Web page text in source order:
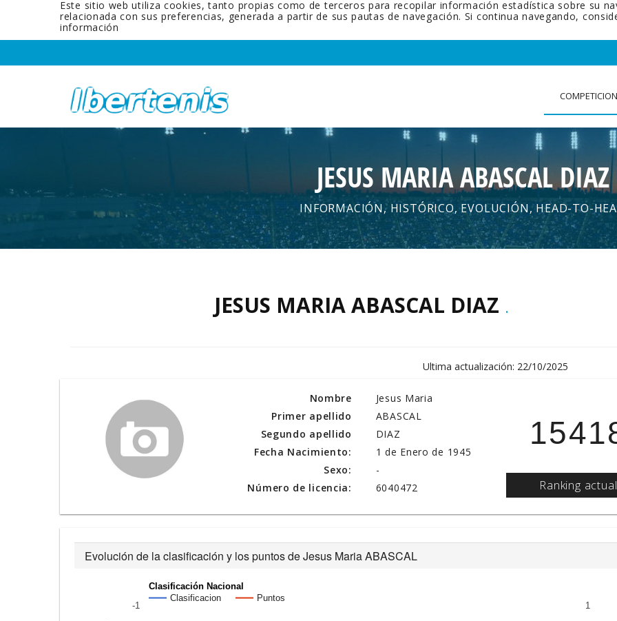
Este sitio web utiliza cookies, tanto propias como de terceros para recopilar información estadística sobre su
relacionada con sus preferencias, generada a partir de sus pautas de navegación. Si continua navegando,
información
JESUS MARIA ABASCAL DIAZ
INFORMACIÓN, HISTÓRICO, EVOLUCIÓN, HEAD-TO-
JESUS MARIA ABASCAL DIAZ .
Ultima actualización: 22/10/2025
Nombre
Primer apellido
Segundo apellido
Fecha Nacimiento:
Sexo:
Número de licencia:
Jesus Maria
ABASCAL
DIAZ
1 de Enero de 1945
-
6040472
Ranking actual
Evolución de la clasificación y los puntos de Jesus Maria ABASCAL
Clasificación Nacional
Clasificacion
Puntos
-1 1